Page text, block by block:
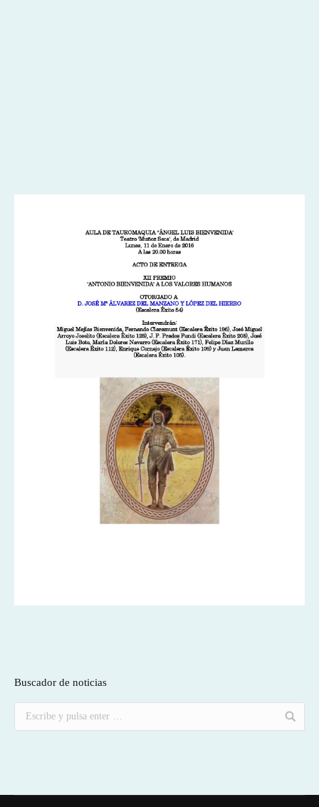
Buscador de noticias